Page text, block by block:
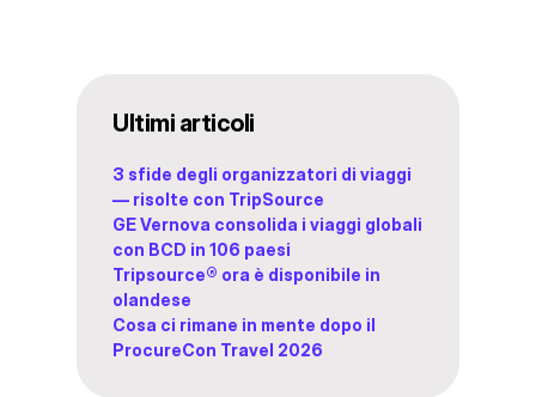
Ultimi articoli
3 sfide degli organizzatori di viaggi
— risolte con TripSource
GE Vernova consolida i viaggi globali
con BCD in 106 paesi
Tripsource® ora è disponibile in
olandese
Cosa ci rimane in mente dopo il
ProcureCon Travel 2026